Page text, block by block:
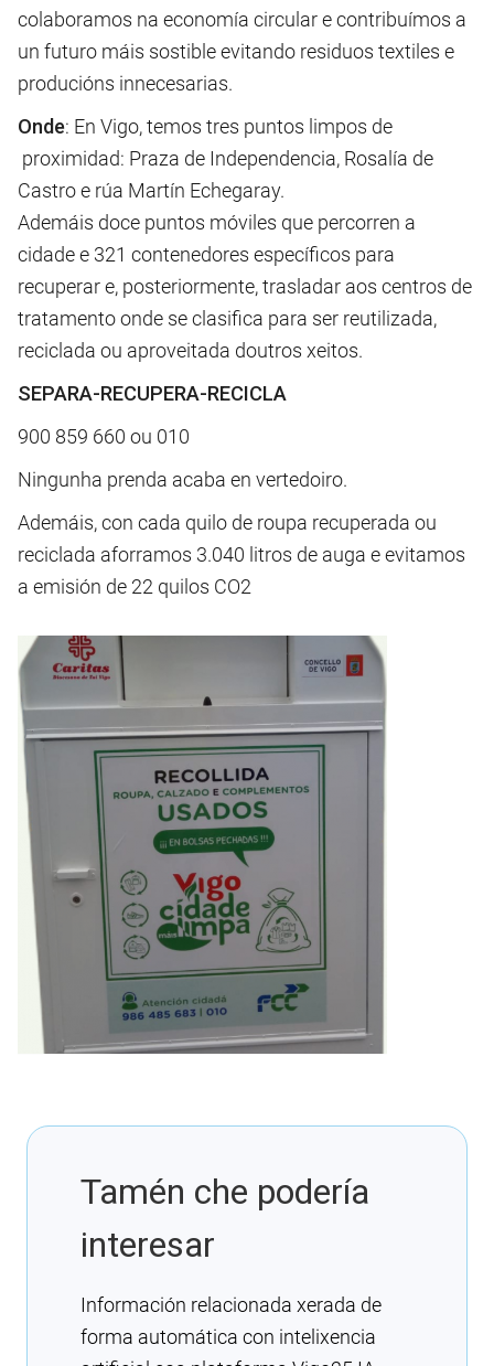
colaboramos na economía circular e contribuímos a
un futuro máis sostible evitando residuos textiles e
producións innecesarias.
Onde: En Vigo, temos tres puntos limpos de
proximidad: Praza de Independencia, Rosalía de
Castro e rúa Martín Echegaray.
Ademáis doce puntos móviles que percorren a
cidade e 321 contenedores específicos para
recuperar e, posteriormente, trasladar aos centros de
tratamento onde se clasifica para ser reutilizada,
reciclada ou aproveitada doutros xeitos.
SEPARA-RECUPERA-RECICLA
900 859 660 ou 010
Ningunha prenda acaba en vertedoiro.
Ademáis, con cada quilo de roupa recuperada ou
reciclada aforramos 3.040 litros de auga e evitamos
a emisión de 22 quilos CO2
Tamén che podería
interesar
Información relacionada xerada de
forma automática con intelixencia